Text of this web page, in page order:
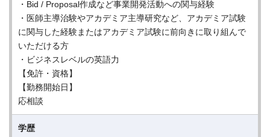
・Bid / Proposal作成など事業開発活動への関与経験
・医師主導治験やアカデミア主導研究など、アカデミア試験
に関与した経験またはアカデミア試験に前向きに取り組んで
いただける方
・ビジネスレベルの英語力
【免許・資格】
【勤務開始日】
応相談
学歴